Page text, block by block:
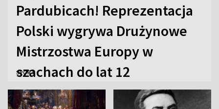
Pardubicach! Reprezentacja
Polski wygrywa Drużynowe
Mistrzostwa Europy w
szachach do lat 12
SPORT